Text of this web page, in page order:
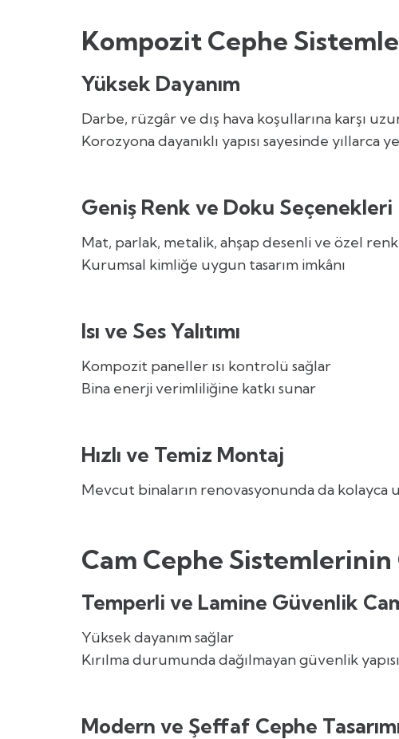
Kompozit Cephe
Yüksek Dayanım
Darbe, rüzgâr ve dış hava koşullarına karşı
Korozyona dayanıklı yapısı sayesinde
Geniş Renk ve Doku Seçenekleri
Mat, parlak, metalik, ahşap desenli ve özel
Kurumsal kimliğe uygun tasarım imkânı
Isı ve Ses Yalıtımı
Kompozit paneller ısı kontrolü sağlar
Bina enerji verimliliğine katkı sunar
Hızlı ve Temiz Montaj
Mevcut binaların renovasyonunda da kolayca
Cam Cephe
Temperli ve Lamine Güvenlik
Yüksek dayanım sağlar
Kırılma durumunda dağılmayan güvenlik
Modern ve Şeffaf Cephe